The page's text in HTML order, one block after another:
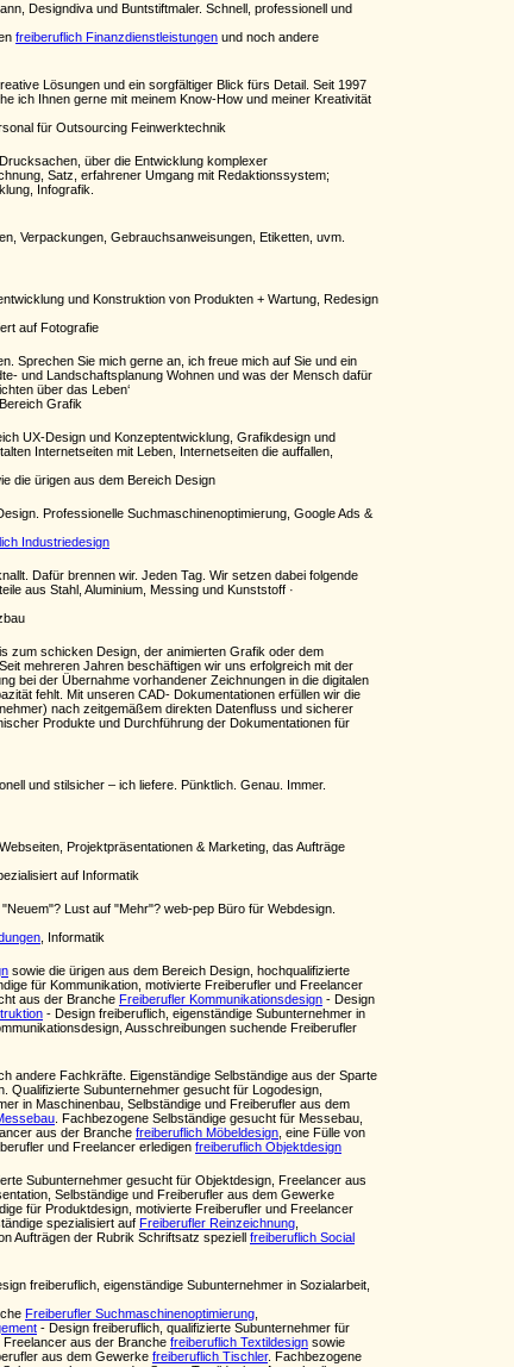
Designdiva und Buntstiftmaler. Schnell, professionell und
freiberuflich Finanzdienstleistungen und noch andere
Lösungen und ein sorgfältiger Blick fürs Detail. Seit 1997
ich Ihnen gerne mit meinem Know-How und meiner Kreativität
für Outsourcing Feinwerktechnik
über die Entwicklung komplexer
Satz, erfahrener Umgang mit Redaktionssystem;
Infografik.
Verpackungen, Gebrauchsanweisungen, Etiketten, uvm.
und Konstruktion von Produkten + Wartung, Redesign
auf Fotografie
Sprechen Sie mich gerne an, ich freue mich auf Sie und ein
und Landschaftsplanung Wohnen und was der Mensch dafür
über das Leben‘
Bereich Grafik
UX-Design und Konzeptentwicklung, Grafikdesign und
Internetseiten mit Leben, Internetseiten die auffallen,
die ürigen aus dem Bereich Design
Professionelle Suchmaschinenoptimierung, Google Ads &
Industriedesign
Dafür brennen wir. Jeden Tag. Wir setzen dabei folgende
aus Stahl, Aluminium, Messing und Kunststoff ·
zum schicken Design, der animierten Grafik oder dem
mehreren Jahren beschäftigen wir uns erfolgreich mit der
bei der Übernahme vorhandener Zeichnungen in die digitalen
fehlt. Mit unseren CAD- Dokumentationen erfüllen wir die
nach zeitgemäßem direkten Datenfluss und sicherer
Produkte und Durchführung der Dokumentationen für
und stilsicher – ich liefere. Pünktlich. Genau. Immer.
Projektpräsentationen & Marketing, das Aufträge
auf Informatik
Lust auf "Mehr"? web-pep Büro für Webdesign.
, Informatik
sowie die ürigen aus dem Bereich Design, hochqualifizierte
für Kommunikation, motivierte Freiberufler und Freelancer
aus der Branche Freiberufler Kommunikationsdesign - Design
- Design freiberuflich, eigenständige Subunternehmer in
Ausschreibungen suchende Freiberufler
andere Fachkräfte. Eigenständige Selbständige aus der Sparte
Qualifizierte Subunternehmer gesucht für Logodesign,
in Maschinenbau, Selbständige und Freiberufler aus dem
. Fachbezogene Selbständige gesucht für Messebau,
aus der Branche freiberuflich Möbeldesign , eine Fülle von
und Freelancer erledigen freiberuflich Objektdesign
Subunternehmer gesucht für Objektdesign, Freelancer aus
Selbständige und Freiberufler aus dem Gewerke
für Produktdesign, motivierte Freiberufler und Freelancer
spezialisiert auf Freiberufler Reinzeichnung
Aufträgen der Rubrik Schriftsatz speziell freiberuflich Social
freiberuflich, eigenständige Subunternehmer in Sozialarbeit,
Freiberufler Suchmaschinenoptimierung
- Design freiberuflich, qualifizierte Subunternehmer für
Freelancer aus der Branche freiberuflich Textildesign sowie
aus dem Gewerke freiberuflich Tischler. Fachbezogene